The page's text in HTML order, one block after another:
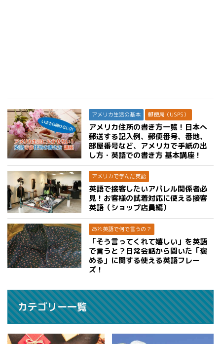
アメリカ生活の基本 郵便局（USPS）
アメリカ住所の書き方一覧！日本へ
郵送する記入例、郵便番号、番地、
部屋番号など、アメリカで手紙の出
し方・英語での書き方 基本講座！
アメリカで学んだ英語
英語で接客したいアパレル関係者必
見！お客様の試着対応に使える接客
英語（ショップ店員編）
あれ英語で何で言うの？
「そう言ってくれて嬉しい」を英語
で言うと？日常会話から聞いた「褒
める」に関する使える英語フレー
ズ！
カテゴリー一覧